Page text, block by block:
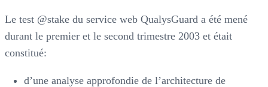
Le test @stake du service web QualysGuard a été mené
durant le premier et le second trimestre 2003 et était
constitué:
d’une analyse approfondie de l’architecture de